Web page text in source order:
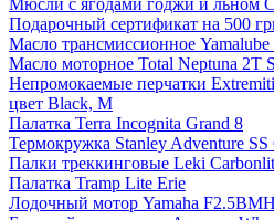
Подарочный сертификат на 500
Масло трансмиссионное
Масло моторное Total Neptuna 2T
Непромокаемые перчатки
цвет Black, M
Палатка Terra Incognita Grand 8
Термокружка Stanley Adventure SS
Палки треккинговые Leki
Палатка Tramp Lite Erie
Лодочный мотор Yamaha